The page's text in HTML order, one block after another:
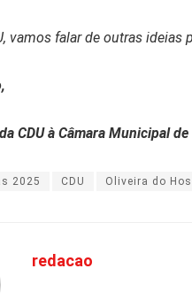
vamos falar de outras
CDU à Câmara Municipal
2025 CDU Oliveira do
redacao